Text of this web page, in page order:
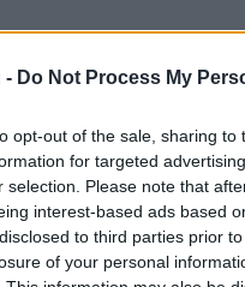
- Do Not Process My
opt-out of the sale, sharing
for targeted
selection. Please note that
interest-based ads based
to third parties prior
of your personal
dell?arte (rögtönzött
a zömmel itáliai
előadások.
Chaplin és Stan